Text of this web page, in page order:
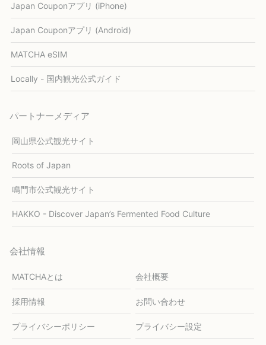
Japan Couponアプリ (iPhone)
Japan Couponアプリ (Android)
MATCHA eSIM
Locally - 国内観光公式ガイド
パートナーメディア
岡山県公式観光サイト
Roots of Japan
鳴門市公式観光サイト
HAKKO - Discover Japan’s Fermented Food Culture
会社情報
MATCHAとは 会社概要
採用情報 お問い合わせ
プライバシーポリシー プライバシー設定